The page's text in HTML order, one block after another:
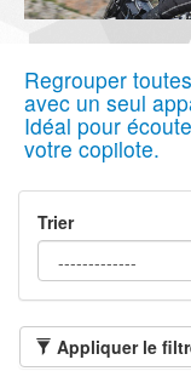
Regrouper
avec un seul
Idéal pour
votre copilote.
Trier
Appliquer le